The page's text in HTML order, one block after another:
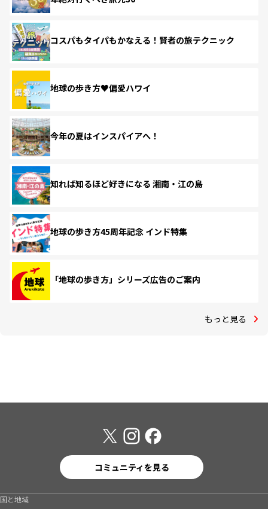
コスパもタイパもかなえる！賢者の旅テクニック
地球の歩き方♥偏愛ハワイ
今年の夏はインスパイアへ！
知れば知るほど好きになる 湘南・江の島
地球の歩き方45周年記念 インド特集
「地球の歩き方」シリーズ広告のご案内
もっと見る
コミュニティを見る
国と地域